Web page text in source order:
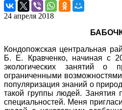
24 апреля 2018
Кондопожская центральная
Б. Е. Кравченко, начиная с
экологических занятий
ограниченными
популяризация знаний о
такой группы людей. Занятия
специальностей. Меня